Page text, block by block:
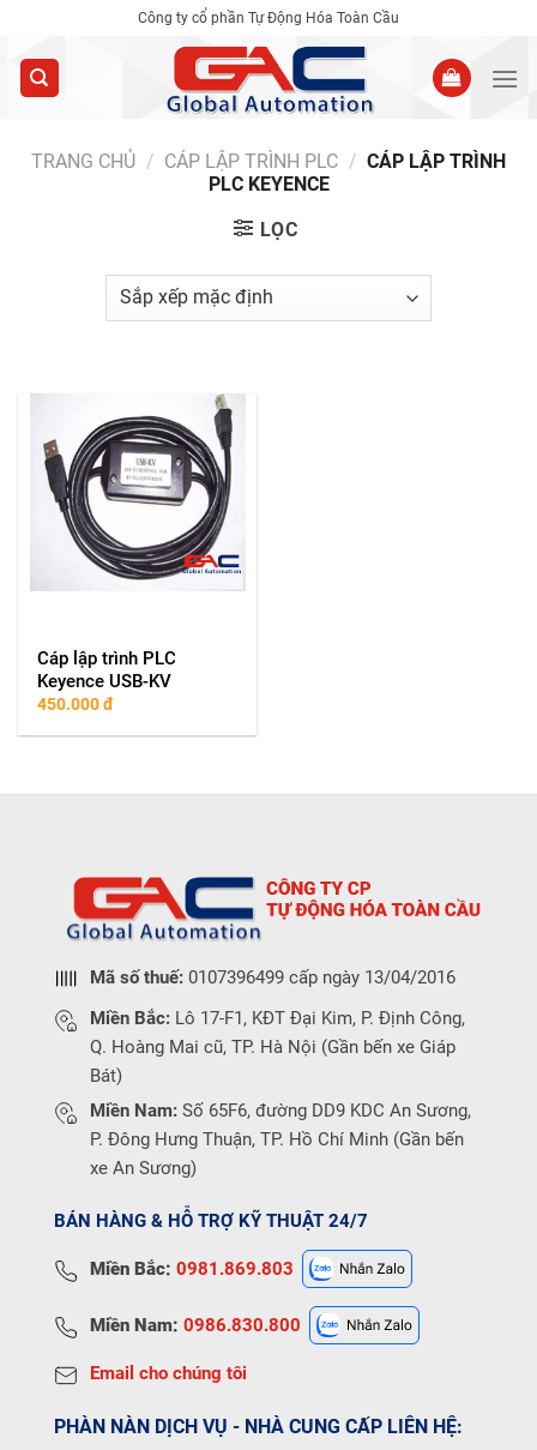
content
Công ty cổ phần Tự Động Hóa Toàn Cầu
TRANG CHỦ / CÁP LẬP TRÌNH PLC / CÁP LẬP TRÌNH
PLC KEYENCE
LỌC
Cáp lập trình PLC
Keyence USB-KV
450.000đ
Mã số thuế: 0107396499 cấp ngày 13/04/2016
Miền Bắc: Lô 17-F1, KĐT Đại Kim, P. Định Công,
Q. Hoàng Mai cũ, TP. Hà Nội (Gần bến xe Giáp
Bát)
Miền Nam: Số 65F6, đường DD9 KDC An Sương,
P. Đông Hưng Thuận, TP. Hồ Chí Minh (Gần bến
xe An Sương)
BÁN HÀNG & HỖ TRỢ KỸ THUẬT 24/7
Miền Bắc: 0981.869.803
Miền Nam: 0986.830.800
Email cho chúng tôi
PHÀN NÀN DỊCH VỤ - NHÀ CUNG CẤP LIÊN HỆ: